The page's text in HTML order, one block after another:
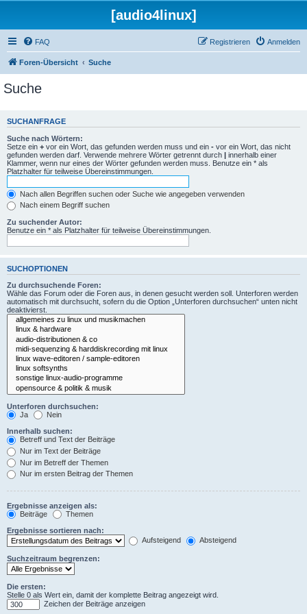
[audio4linux]
FAQ Anmelden
Registrieren
Foren-Übersicht Suche
Suche
SUCHANFRAGE
Suche nach Wörtern:
Setze ein + vor ein Wort, das gefunden werden muss und ein - vor ein Wort, das nicht
gefunden werden darf. Verwende mehrere Wörter getrennt durch | innerhalb einer
Klammer, wenn nur eines der Wörter gefunden werden muss. Benutze ein * als
Platzhalter für teilweise Übereinstimmungen.
Nach allen Begriffen suchen oder Suche wie angegeben verwenden
Nach einem Begriff suchen
Zu suchender Autor:
Benutze ein * als Platzhalter für teilweise Übereinstimmungen.
SUCHOPTIONEN
Zu durchsuchende Foren:
Wähle das Forum oder die Foren aus, in denen gesucht werden soll. Unterforen werden
automatisch mit durchsucht, sofern du die Option „Unterforen durchsuchen“ unten nicht
deaktivierst.
Unterforen durchsuchen:
Ja
Nein
Innerhalb suchen:
Betreff und Text der Beiträge
Nur im Text der Beiträge
Nur im Betreff der Themen
Nur im ersten Beitrag der Themen
Ergebnisse anzeigen als:
Beiträge
Themen
Ergebnisse sortieren nach:
Aufsteigend
Absteigend
Suchzeitraum begrenzen:
Die ersten:
Stelle 0 als Wert ein, damit der komplette Beitrag angezeigt wird.
Zeichen der Beiträge anzeigen